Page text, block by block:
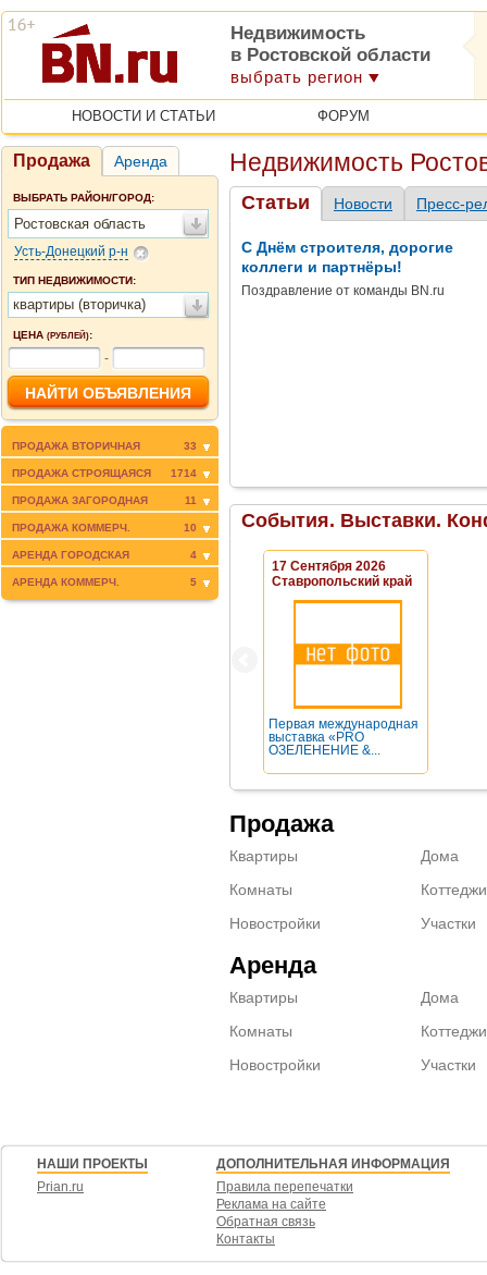
Недвижимость
в Ростовской области
выбрать регион
НОВОСТИ И СТАТЬИ ФОРУМ
Продажа Аренда
ВЫБРАТЬ РАЙОН/ГОРОД:
Ростовская область
Усть-Донецкий р-н
ТИП НЕДВИЖИМОСТИ:
квартиры (вторичка)
ЦЕНА (РУБЛЕЙ):
-
ПРОДАЖА ВТОРИЧНАЯ 33
ПРОДАЖА СТРОЯЩАЯСЯ 1714
ПРОДАЖА ЗАГОРОДНАЯ 11
ПРОДАЖА КОММЕРЧ. 10
АРЕНДА ГОРОДСКАЯ 4
АРЕНДА КОММЕРЧ. 5
Недвижимость
Статьи Новости Пресс-
С Днём строителя, дорогие
коллеги и партнёры!
Поздравление от команды BN.ru
События. Выставки.
17 Сентября 2026
Ставропольский край
Первая международная
выставка «PRO
ОЗЕЛЕНЕНИЕ &...
Продажа
Квартиры
Комнаты
Новостройки
Дома
Коттеджи
Участки
Аренда
Квартиры
Комнаты
Новостройки
Дома
Коттеджи
Участки
НАШИ ПРОЕКТЫ
Prian.ru
ДОПОЛНИТЕЛЬНАЯ ИНФОРМАЦИЯ
Правила перепечатки
Реклама на сайте
Обратная связь
Контакты